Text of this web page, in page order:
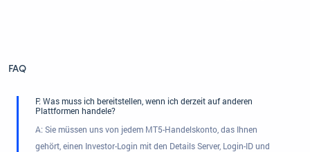
FAQ
F: Was muss ich bereitstellen, wenn ich derzeit auf anderen
Plattformen handele?
A: Sie müssen uns von jedem MT5-Handelskonto, das Ihnen
gehört, einen Investor-Login mit den Details Server, Login-ID und